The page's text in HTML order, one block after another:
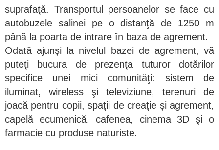
suprafaţă. Transportul persoanelor se face cu
autobuzele salinei pe o distanţă de 1250 m
până la poarta de intrare în baza de agrement.
Odată ajunşi la nivelul bazei de agrement, vă
puteţi bucura de prezenţa tuturor dotărilor
specifice unei mici comunităţi: sistem de
iluminat, wireless şi televiziune, terenuri de
joacă pentru copii, spaţii de creaţie şi agrement,
capelă ecumenică, cafenea, cinema 3D şi o
farmacie cu produse naturiste.